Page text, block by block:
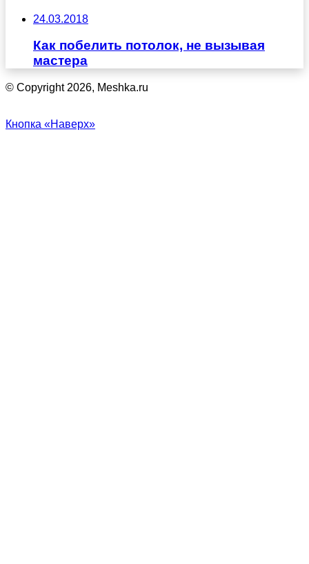
24.03.2018
Как побелить потолок, не вызывая
мастера
© Copyright 2026, Meshka.ru
Кнопка «Наверх»